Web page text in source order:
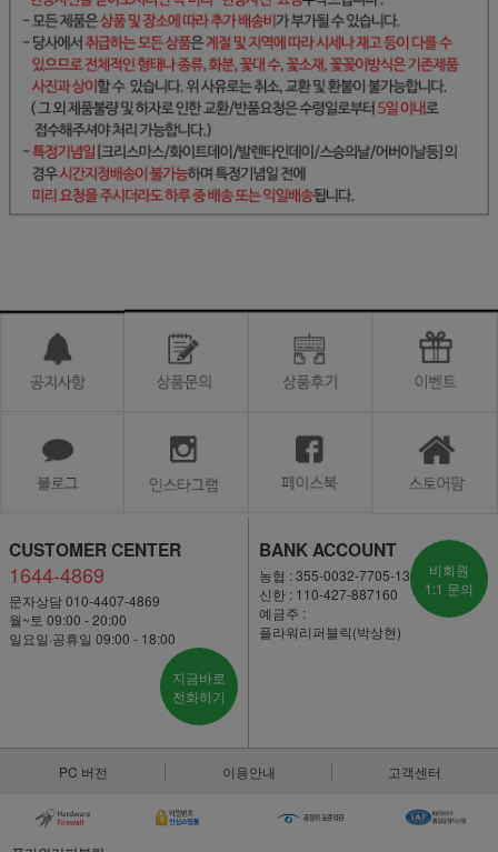
CUSTOMER CENTER
1644-4869
문자상담 010-4407-4869
월~토 09:00 - 20:00
일요일·공휴일 09:00 - 18:00
지금바로
전화하기
BANK ACCOUNT
농협 : 355-0032-7705-13
신한 : 110-427-887160
예금주 :
플라워리퍼블릭(박상현)
비회원
1:1 문의
PC 버전 이용안내 고객센터